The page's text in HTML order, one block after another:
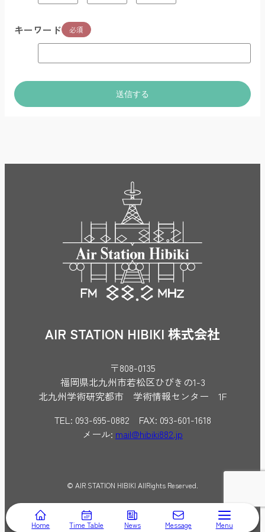
Home Time Table News Message Menu
キーワード 必須
AIR STATION HIBIKI 株式会社
〒808-0135
福岡県北九州市若松区ひびきの1-3
北九州学術研究都市 学術情報センター 1F
TEL: 093-695-0882 FAX: 093-601-1618
メール: mail@hibiki882.jp
© AIR STATION HIBIKI AllRights Reserved.